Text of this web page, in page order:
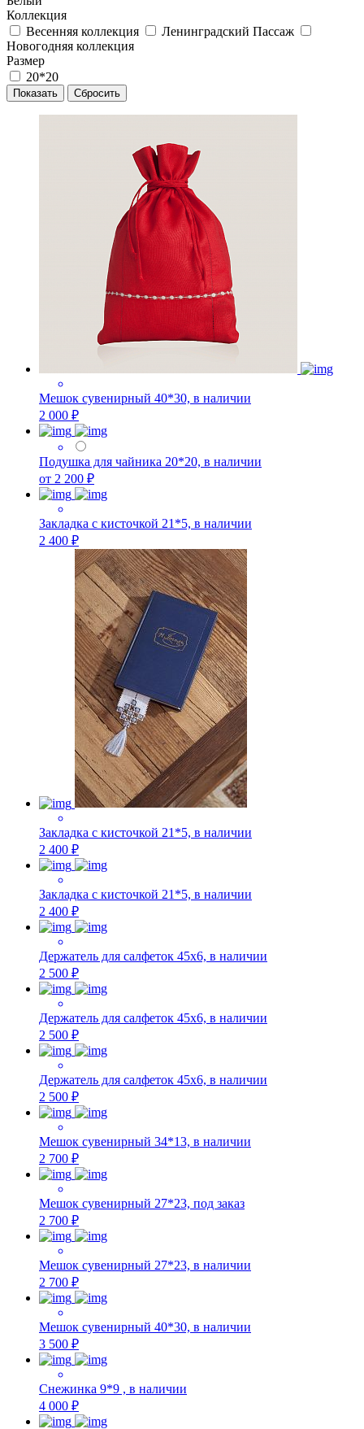
Коллекция
Весенняя коллекция
Ленинградский Пассаж
Новогодняя коллекция
Размер
20*20
Мешок сувенирный 40*30, в наличии
2 000 ₽
Подушка для чайника 20*20, в наличии
от 2 200 ₽
Закладка с кисточкой 21*5, в наличии
2 400 ₽
Закладка с кисточкой 21*5, в наличии
2 400 ₽
Закладка с кисточкой 21*5, в наличии
2 400 ₽
Держатель для салфеток 45х6, в наличии
2 500 ₽
Держатель для салфеток 45х6, в наличии
2 500 ₽
Держатель для салфеток 45х6, в наличии
2 500 ₽
Мешок сувенирный 34*13, в наличии
2 700 ₽
Мешок сувенирный 27*23, под заказ
2 700 ₽
Мешок сувенирный 27*23, в наличии
2 700 ₽
Мешок сувенирный 40*30, в наличии
3 500 ₽
Снежинка 9*9 , в наличии
4 000 ₽